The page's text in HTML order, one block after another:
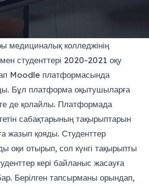
медициналық колледжінің
студенттері 2020-2021 оқу
Moodle платформасында
Бұл платформа оқытушыларға
де қолайлы. Платформада
сабақтарының тақырыптарын
жазып қояды. Студенттер
оқи отырып, сол күнгі тақырыпты
кері байланыс жасауға
Берілген тапсырманы орындап,